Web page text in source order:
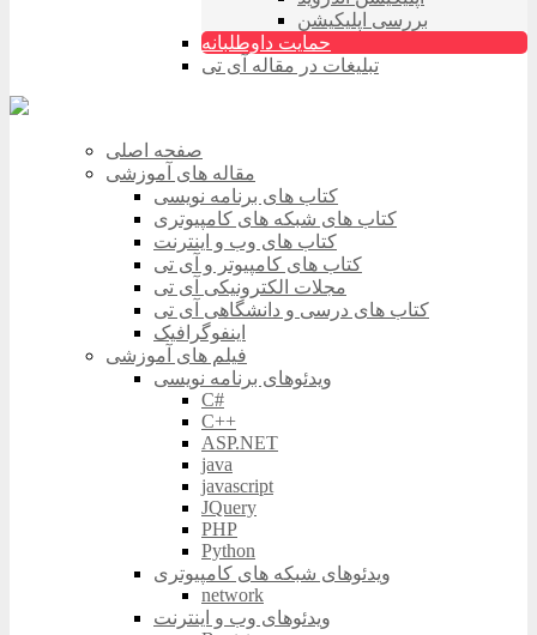
بررسی اپلیکیشن
حمایت داوطلبانه
تبلیغات در مقاله آی تی
صفحه اصلی
مقاله های آموزشی
کتاب های برنامه نویسی
کتاب های شبکه های کامپیوتری
کتاب های وب و اینترنت
کتاب های کامپیوتر و آی تی
مجلات الکترونیکی آی تی
کتاب های درسی و دانشگاهی آی تی
اینفوگرافیک
فیلم های آموزشی
ویدئوهای برنامه نویسی
C#
C++
ASP.NET
java
javascript
JQuery
PHP
Python
ویدئوهای شبکه های کامپیوتری
network
ویدئوهای وب و اینترنت